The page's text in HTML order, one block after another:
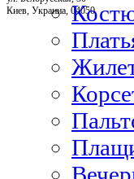
Киев, Украина, 04050